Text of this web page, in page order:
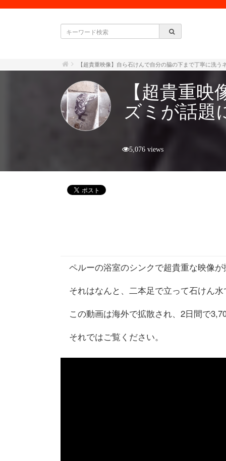
【超貴重映像】自ら石けんで自分の脇の下まで丁寧に洗う
【超貴重
ズミが話題
5,076 views
ペルーの浴室のシンクで超貴重な映像が
それはなんと、二本足で立って石けん
この動画は海外で拡散され、2日間で
それではご覧ください。